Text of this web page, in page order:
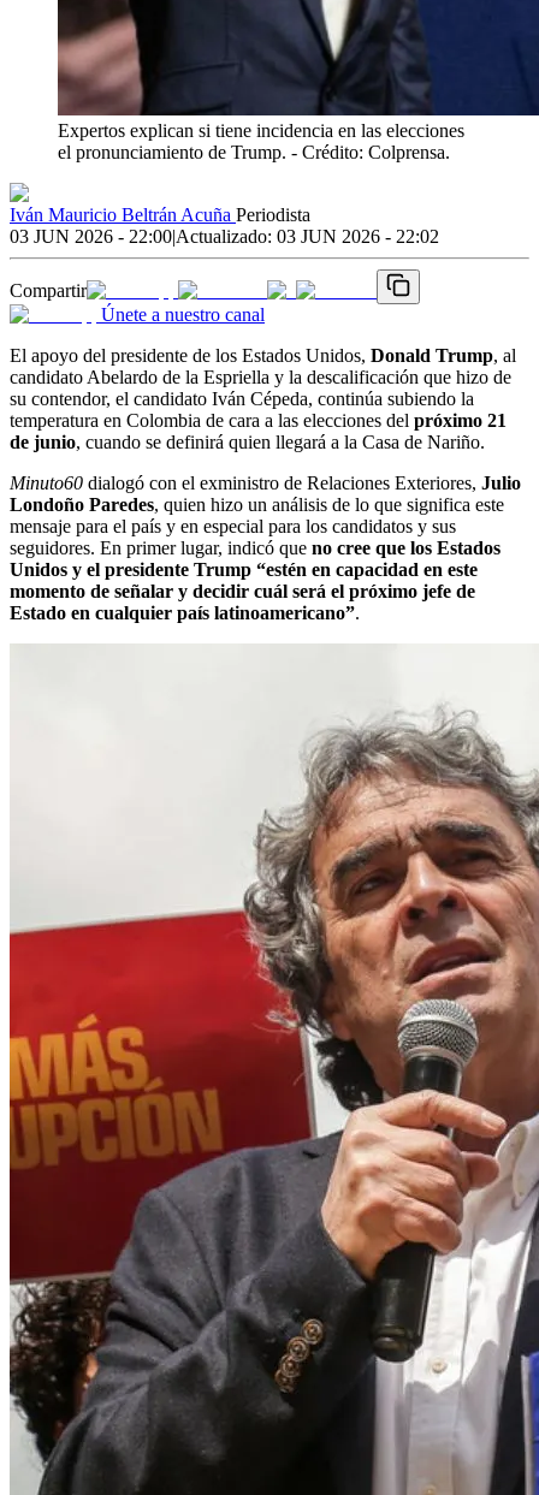
Expertos explican si tiene incidencia en las elecciones
el pronunciamiento de Trump. - Crédito: Colprensa.
Iván Mauricio Beltrán Acuña Periodista
03 JUN 2026 - 22:00|Actualizado: 03 JUN 2026 - 22:02
Compartir
Únete a nuestro canal
El apoyo del presidente de los Estados Unidos, Donald Trump, al
candidato Abelardo de la Espriella y la descalificación que hizo de
su contendor, el candidato Iván Cépeda, continúa subiendo la
temperatura en Colombia de cara a las elecciones del próximo 21
de junio, cuando se definirá quien llegará a la Casa de Nariño.
Minuto60 dialogó con el exministro de Relaciones Exteriores, Julio
Londoño Paredes, quien hizo un análisis de lo que significa este
mensaje para el país y en especial para los candidatos y sus
seguidores. En primer lugar, indicó que no cree que los Estados
Unidos y el presidente Trump “estén en capacidad en este
momento de señalar y decidir cuál será el próximo jefe de
Estado en cualquier país latinoamericano”.